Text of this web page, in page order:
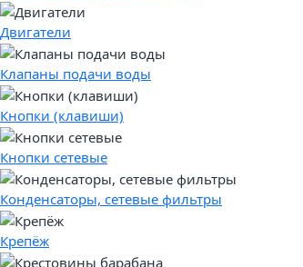
Двигатели
Клапаны подачи воды
Кнопки (клавиши)
Кнопки сетевые
Конденсаторы, сетевые фильтры
Крепёж